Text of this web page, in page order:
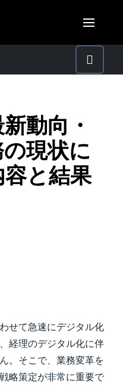
(Français)
(English)
(Deutsch)
(Español)
(English)
(English)
動向・
現状に
容と結果
せて急速にデジタル化
経理のデジタル化に伴
。そこで、業務変革を
略策定が非常に重要で